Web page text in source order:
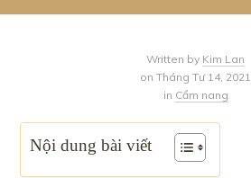
Written by Kim Lan
on Tháng Tư 14, 2021
in Cẩm nang
Nội dung bài viết